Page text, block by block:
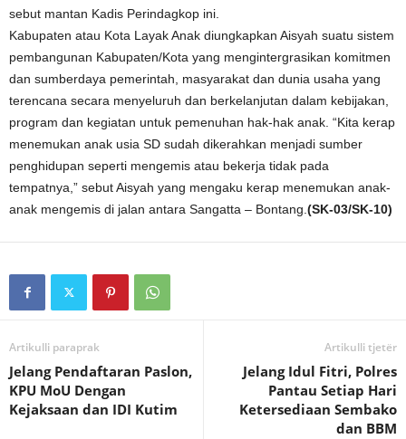
sebut mantan Kadis Perindagkop ini.
Kabupaten atau Kota Layak Anak diungkapkan Aisyah suatu sistem
pembangunan Kabupaten/Kota yang mengintergrasikan komitmen
dan sumberdaya pemerintah, masyarakat dan dunia usaha yang
terencana secara menyeluruh dan berkelanjutan dalam kebijakan,
program dan kegiatan untuk pemenuhan hak-hak anak. “Kita kerap
menemukan anak usia SD sudah dikerahkan menjadi sumber
penghidupan seperti mengemis atau bekerja tidak pada
tempatnya,” sebut Aisyah yang mengaku kerap menemukan anak-
anak mengemis di jalan antara Sangatta – Bontang. (SK-03/SK-10)
Artikulli paraprak
Jelang Pendaftaran Paslon,
KPU MoU Dengan
Kejaksaan dan IDI Kutim
Artikulli tjetër
Jelang Idul Fitri, Polres
Pantau Setiap Hari
Ketersediaan Sembako
dan BBM